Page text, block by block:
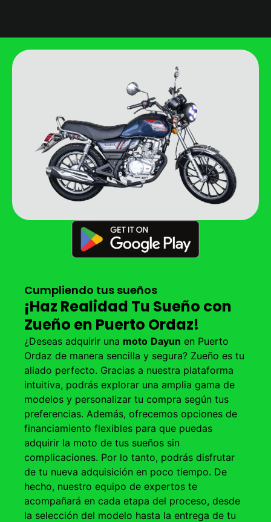
Cumpliendo tus sueños
¡Haz Realidad Tu Sueño con
Zueño en Puerto Ordaz!
¿Deseas adquirir una moto Dayun en Puerto
Ordaz de manera sencilla y segura? Zueño es tu
aliado perfecto. Gracias a nuestra plataforma
intuitiva, podrás explorar una amplia gama de
modelos y personalizar tu compra según tus
preferencias. Además, ofrecemos opciones de
financiamiento flexibles para que puedas
adquirir la moto de tus sueños sin
complicaciones. Por lo tanto, podrás disfrutar
de tu nueva adquisición en poco tiempo. De
hecho, nuestro equipo de expertos te
acompañará en cada etapa del proceso, desde
la selección del modelo hasta la entrega de tu